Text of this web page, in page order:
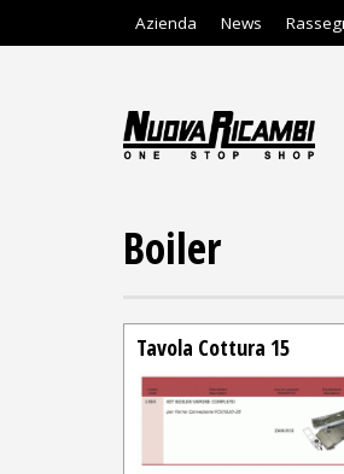
Azienda News
Boiler
Tavola Cottura 15